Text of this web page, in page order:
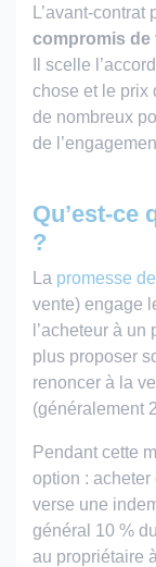
L’avant-
compromis de
Il scelle
chose et le prix
de nombreux
de
Qu’est-ce
?
La promesse
vente) engage
l’acheteur à
plus proposer
renoncer à la
(généralement
Pendant cette
option : acheter
verse une
général 10 %
au propriétaire